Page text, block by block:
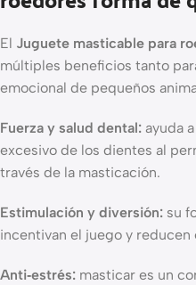
El Juguete masticable para
múltiples beneficios tanto
emocional de pequeños
Fuerza y salud dental: ayuda
excesivo de los dientes al
través de la masticación.
Estimulación y diversión: su
incentivan el juego y reducen
Anti‐estrés: masticar es un